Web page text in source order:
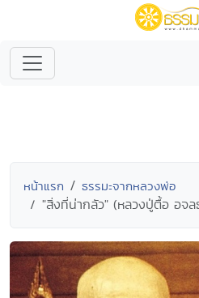
หน้าแรก ธรรมะจากหลวงพ่อ
"สิ่งที่น่ากลัว" (หลวงปู่ตื้อ อจล